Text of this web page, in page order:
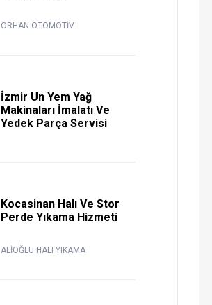
ORHAN OTOMOTİV
İzmir Un Yem Yağ
Makinaları İmalatı Ve
Yedek Parça Servisi
Kocasinan Halı Ve Stor
Perde Yıkama Hizmeti
ALİOĞLU HALI YIKAMA